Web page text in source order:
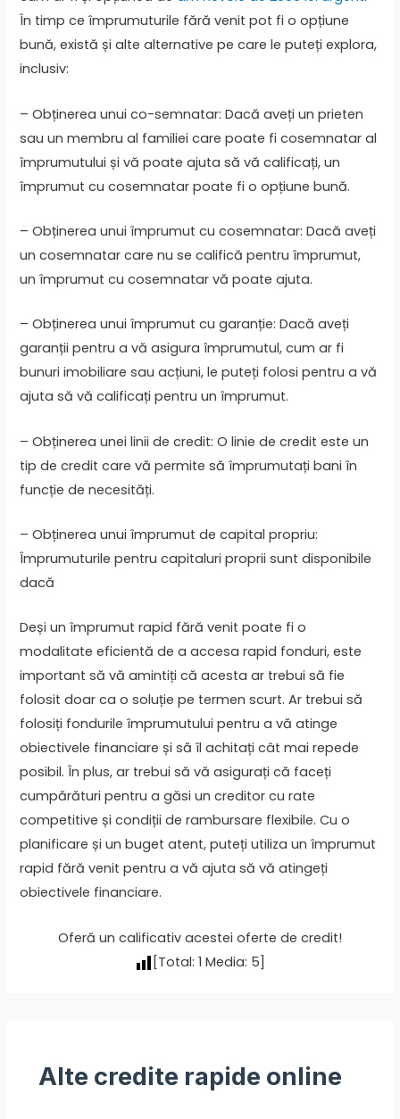
În timp ce împrumuturile fără venit pot fi o opțiune
bună, există și alte alternative pe care le puteți explora,
inclusiv:
– Obținerea unui co-semnatar: Dacă aveți un prieten
sau un membru al familiei care poate fi cosemnatar al
împrumutului și vă poate ajuta să vă calificați, un
împrumut cu cosemnatar poate fi o opțiune bună.
– Obținerea unui împrumut cu cosemnatar: Dacă aveți
un cosemnatar care nu se califică pentru împrumut,
un împrumut cu cosemnatar vă poate ajuta.
– Obținerea unui împrumut cu garanție: Dacă aveți
garanții pentru a vă asigura împrumutul, cum ar fi
bunuri imobiliare sau acțiuni, le puteți folosi pentru a vă
ajuta să vă calificați pentru un împrumut.
– Obținerea unei linii de credit: O linie de credit este un
tip de credit care vă permite să împrumutați bani în
funcție de necesități.
– Obținerea unui împrumut de capital propriu:
Împrumuturile pentru capitaluri proprii sunt disponibile
dacă
Deși un împrumut rapid fără venit poate fi o
modalitate eficientă de a accesa rapid fonduri, este
important să vă amintiți că acesta ar trebui să fie
folosit doar ca o soluție pe termen scurt. Ar trebui să
folosiți fondurile împrumutului pentru a vă atinge
obiectivele financiare și să îl achitați cât mai repede
posibil. În plus, ar trebui să vă asigurați că faceți
cumpărături pentru a găsi un creditor cu rate
competitive și condiții de rambursare flexibile. Cu o
planificare și un buget atent, puteți utiliza un împrumut
rapid fără venit pentru a vă ajuta să vă atingeți
obiectivele financiare.
Oferă un calificativ acestei oferte de credit!
[Total: 1 Media: 5]
Alte credite rapide online